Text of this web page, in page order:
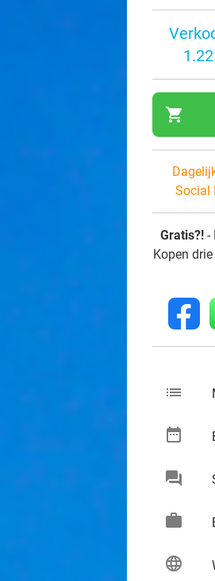
shopping_cart
Social
Gratis?! -
Kopen
fb
list
date_range
chat
work
language